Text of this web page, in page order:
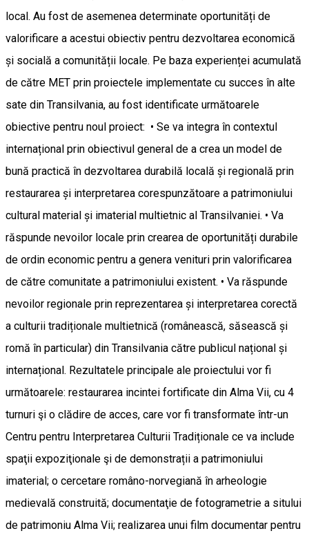
local. Au fost de asemenea determinate oportunități de
valorificare a acestui obiectiv pentru dezvoltarea economică
și socială a comunității locale. Pe baza experienței acumulată
de către MET prin proiectele implementate cu succes în alte
sate din Transilvania, au fost identificate următoarele
obiective pentru noul proiect: • Se va integra în contextul
internațional prin obiectivul general de a crea un model de
bună practică în dezvoltarea durabilă locală și regională prin
restaurarea și interpretarea corespunzătoare a patrimoniului
cultural material și imaterial multietnic al Transilvaniei. • Va
răspunde nevoilor locale prin crearea de oportunități durabile
de ordin economic pentru a genera venituri prin valorificarea
de către comunitate a patrimoniului existent. • Va răspunde
nevoilor regionale prin reprezentarea și interpretarea corectă
a culturii tradiționale multietnică (românească, săsească și
romă în particular) din Transilvania către publicul național și
internațional. Rezultatele principale ale proiectului vor fi
următoarele: restaurarea incintei fortificate din Alma Vii, cu 4
turnuri şi o clădire de acces, care vor fi transformate într-un
Centru pentru Interpretarea Culturii Tradiționale ce va include
spaţii expoziţionale şi de demonstrații a patrimoniului
imaterial; o cercetare româno-norvegiană în arheologie
medievală construită; documentaţie de fotogrametrie a sitului
de patrimoniu Alma Vii; realizarea unui film documentar pentru